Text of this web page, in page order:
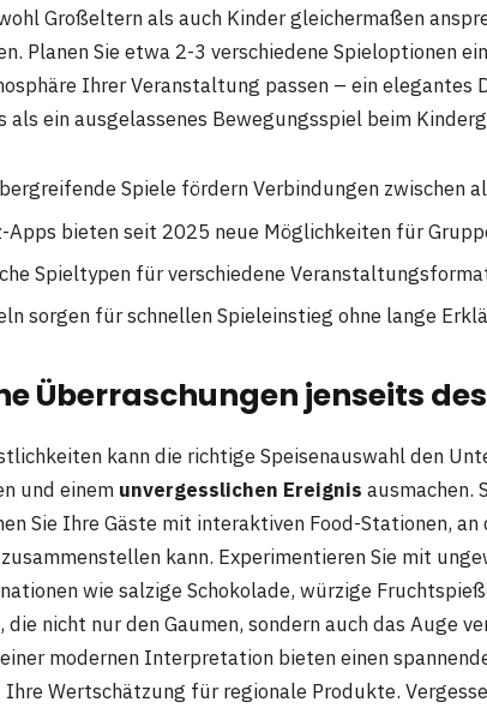
Großeltern als auch Kinder gleichermaßen
Planen Sie etwa 2-3 verschiedene Spieloptionen
Ihrer Veranstaltung passen – ein elegantes
als ein ausgelassenes Bewegungsspiel beim
Spiele fördern Verbindungen zwischen
Apps bieten seit 2025 neue Möglichkeiten für
Spieltypen für verschiedene
sorgen für schnellen Spieleinstieg ohne lange
Überraschungen jenseits
kann die richtige Speisenauswahl den
und einem unvergesslichen Ereignis ausmachen.
Sie Ihre Gäste mit interaktiven Food-Stationen, an
kann. Experimentieren Sie mit
wie salzige Schokolade, würzige
nicht nur den Gaumen, sondern auch das Auge
modernen Interpretation bieten einen
Wertschätzung für regionale Produkte.